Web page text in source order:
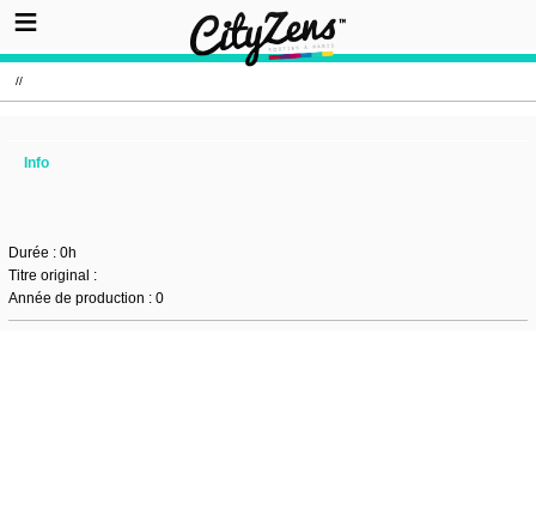
//
Info
Durée : 0h
Titre original :
Année de production : 0